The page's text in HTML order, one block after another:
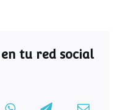
tu red social